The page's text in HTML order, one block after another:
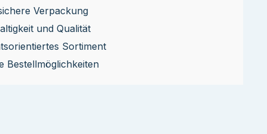
Verpackung
und Qualität
Sortiment
Bestellmöglichkeiten